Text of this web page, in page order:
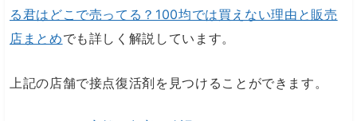
る君はどこで売ってる？100均では買えない理由と販売
店まとめでも詳しく解説しています。
上記の店舗で接点復活剤を見つけることができます。